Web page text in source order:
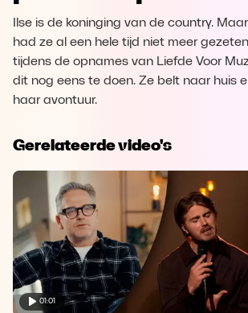
Ilse is de koninging van de country.
had ze al een hele tijd niet meer
tijdens de opnames van Liefde Voor
dit nog eens te doen. Ze belt naar huis
haar avontuur.
Gerelateerde video's
01:01